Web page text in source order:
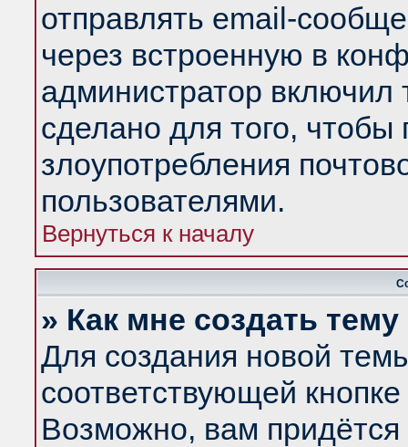
отправлять email-
через встроенную в
администратор
сделано для того, чтобы
злоупотребления
пользователями.
Вернуться к началу
» Как мне создать
Для создания новой
соответствующей
Возможно, вам придётся